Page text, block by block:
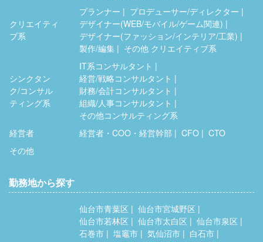
クリエイティ
ブ系
プランナー
プロデューサー/ディレクター
デザイナー(WEB/モバイル/ゲーム関連)
デザイナー(ファッション/インテリア/工業)
製作/編集
その他 クリエイティブ系
シンクタン
ク/コンサル
ティング系
IT系コンサルタント
経営/戦略コンサルタント
財務/会計コンサルタント
組織/人事コンサルタント
その他コンサルティング系
経営者
経営者・COO・経営幹部 CFO
CTO
その他
勤務地から探す
仙台市青葉区
仙台市宮城野区
仙台市若林区
仙台市太白区
仙台市泉区
石巻市
塩竈市 気仙沼市
白石市